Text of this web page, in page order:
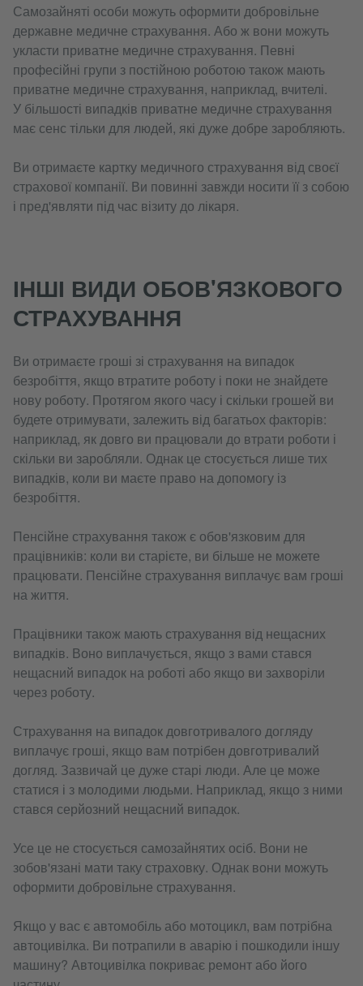
Самозайняті особи можуть оформити добровільне
державне медичне страхування. Або ж вони можуть
укласти приватне медичне страхування. Певні
професійні групи з постійною роботою також мають
приватне медичне страхування, наприклад, вчителі.
У більшості випадків приватне медичне страхування
має сенс тільки для людей, які дуже добре заробляють.
Ви отримаєте картку медичного страхування від своєї
страхової компанії. Ви повинні завжди носити її з собою
і пред'являти під час візиту до лікаря.
ІНШІ ВИДИ ОБОВ'ЯЗКОВОГО
СТРАХУВАННЯ
Ви отримаєте гроші зі страхування на випадок
безробіття, якщо втратите роботу і поки не знайдете
нову роботу. Протягом якого часу і скільки грошей ви
будете отримувати, залежить від багатьох факторів:
наприклад, як довго ви працювали до втрати роботи і
скільки ви заробляли. Однак це стосується лише тих
випадків, коли ви маєте право на допомогу із
безробіття.
Пенсійне страхування також є обов'язковим для
працівників: коли ви старієте, ви більше не можете
працювати. Пенсійне страхування виплачує вам гроші
на життя.
Працівники також мають страхування від нещасних
випадків. Воно виплачується, якщо з вами стався
нещасний випадок на роботі або якщо ви захворіли
через роботу.
Страхування на випадок довготривалого догляду
виплачує гроші, якщо вам потрібен довготривалий
догляд. Зазвичай це дуже старі люди. Але це може
статися і з молодими людьми. Наприклад, якщо з ними
стався серйозний нещасний випадок.
Усе це не стосується самозайнятих осіб. Вони не
зобов'язані мати таку страховку. Однак вони можуть
оформити добровільне страхування.
Якщо у вас є автомобіль або мотоцикл, вам потрібна
автоцивілка. Ви потрапили в аварію і пошкодили іншу
машину? Автоцивілка покриває ремонт або його